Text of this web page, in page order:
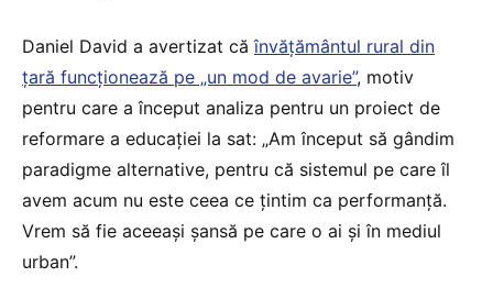
Daniel David a avertizat căînvățământul rural din
țară funcționează pe „un mod de avarie”, motiv
pentru care a început analiza pentru un proiect de
reformare a educației la sat: „Am început să gândim
paradigme alternative, pentru că sistemul pe care îl
avem acum nu este ceea ce țintim ca performanță.
Vrem să fie aceeași șansă pe care o ai și în mediul
urban”.